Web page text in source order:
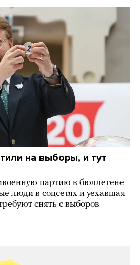
на выборы, и тут
партию в бюллетене
люди в соцсетях и уехавшая
снять с выборов